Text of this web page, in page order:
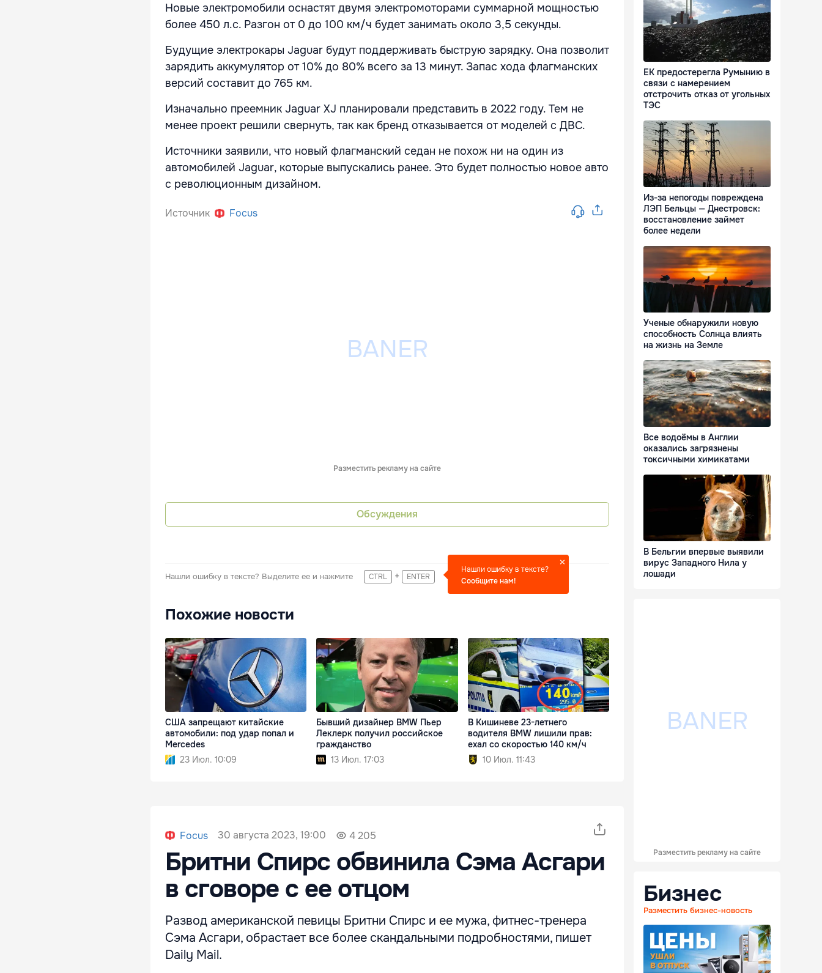
Новые электромобили оснастят двумя электромоторами суммарной мощностью
более 450 л.с. Разгон от 0 до 100 км/ч будет занимать около 3,5 секунды.
Будущие электрокары Jaguar будут поддерживать быструю зарядку. Она позволит
зарядить аккумулятор от 10% до 80% всего за 13 минут. Запас хода флагманских
версий составит до 765 км.
Изначально преемник Jaguar XJ планировали представить в 2022 году. Тем не
менее проект решили свернуть, так как бренд отказывается от моделей с ДВС.
Источники заявили, что новый флагманский седан не похож ни на один из
автомобилей Jaguar, которые выпускались ранее. Это будет полностью новое авто
с революционным дизайном.
Источник Focus
Разместить рекламу на сайте
Обсуждения
Нашли ошибку в тексте? Выделите ее и нажмите CTRL + ENTER
Нашли ошибку в тексте?
Сообщите нам!
Похожие новости
США запрещают китайские
автомобили: под удар попал и
Mercedes
23 Июл. 10:09
Бывший дизайнер BMW Пьер
Леклерк получил российское
гражданство
13 Июл. 17:03
В Кишиневе 23-летнего
водителя BMW лишили прав:
ехал со скоростью 140 км/ч
10 Июл. 11:43
Focus 30 августа 2023, 19:00 4 205
Бритни Спирс обвинила Сэма Асгари
в сговоре с ее отцом
Развод американской певицы Бритни Спирс и ее мужа, фитнес-тренера
Сэма Асгари, обрастает все более скандальными подробностями, пишет
Daily Mail.
ЕК предостерегла Румынию в
связи с намерением
отстрочить отказ от угольных
ТЭС
Из-за непогоды повреждена
ЛЭП Бельцы — Днестровск:
восстановление займет
более недели
Ученые обнаружили новую
способность Солнца влиять
на жизнь на Земле
Все водоёмы в Англии
оказались загрязнены
токсичными химикатами
В Бельгии впервые выявили
вирус Западного Нила у
лошади
Разместить рекламу на сайте
Бизнес
Разместить бизнес-новость